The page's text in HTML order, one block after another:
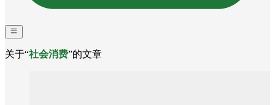
关于“社会消费”的文章